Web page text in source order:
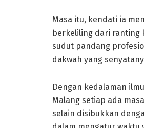
Masa itu, kendati ia
berkeliling dari ranting
sudut pandang
dakwah yang
Dengan kedalaman
Malang setiap ada
selain disibukkan